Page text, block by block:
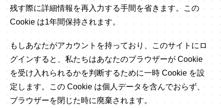
残す際に詳細情報を再入力する手間を省きます。この
Cookie は1年間保持されます。
もしあなたがアカウントを持っており、このサイトにロ
グインすると、私たちはあなたのブラウザーが Cookie
を受け入れられるかを判断するために一時 Cookie を設
定します。この Cookie は個人データを含んでおらず、
ブラウザーを閉じた時に廃棄されます。